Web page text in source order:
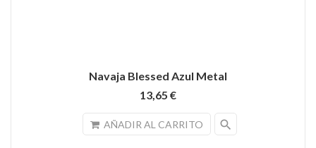
Navaja Blessed Azul Metal
13,65 €
AÑADIR AL CARRITO search